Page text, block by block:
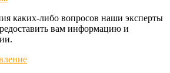
каких-либо вопросов наши эксперты
вам информацию и